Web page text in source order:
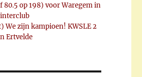
80.5 op 198) voor Waregem in
We zijn kampioen! KWSLE 2
Ertvelde